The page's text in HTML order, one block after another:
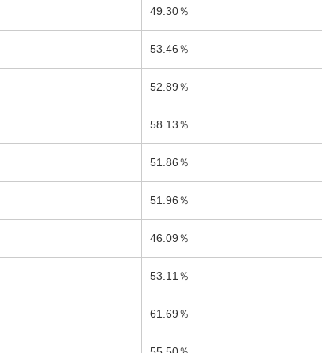
49.30％
53.46％
52.89％
58.13％
51.86％
51.96％
46.09％
53.11％
61.69％